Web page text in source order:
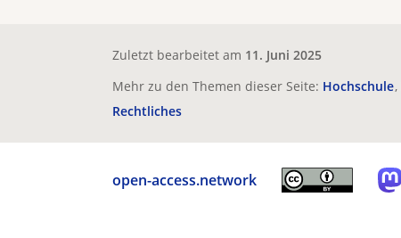
Zuletzt bearbeitet am 11. Juni 2025
Mehr zu den Themen dieser Seite: Hochschule
Rechtliches
open-access.network